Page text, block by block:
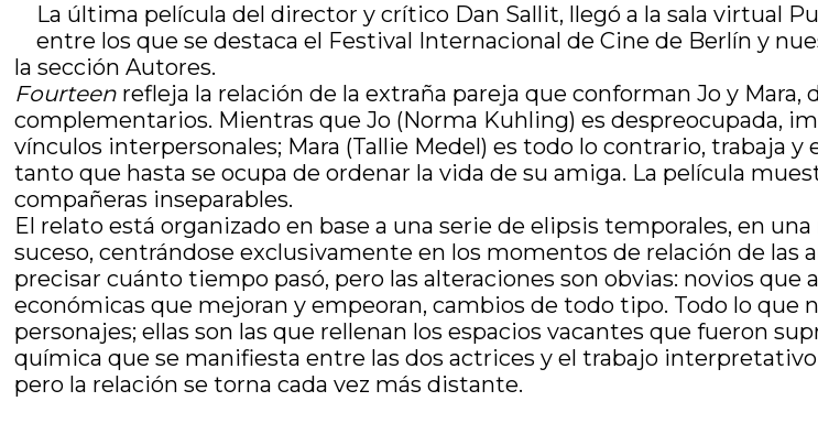
La última película del director y crítico Dan Sallit, llegó a la sala virtual
entre los que se destaca el Festival Internacional de Cine de Berlín y
la sección Autores.
Fourteen refleja la relación de la extraña pareja que conforman Jo y
complementarios. Mientras que Jo (Norma Kuhling) es despreocupada,
vínculos interpersonales; Mara (Tallie Medel) es todo lo contrario, trabaja
tanto que hasta se ocupa de ordenar la vida de su amiga. La película
compañeras inseparables.
El relato está organizado en base a una serie de elipsis temporales, en
suceso, centrándose exclusivamente en los momentos de relación de las
precisar cuánto tiempo pasó, pero las alteraciones son obvias: novios
económicas que mejoran y empeoran, cambios de todo tipo. Todo lo que
personajes; ellas son las que rellenan los espacios vacantes que fueron
química que se manifiesta entre las dos actrices y el trabajo
pero la relación se torna cada vez más distante.